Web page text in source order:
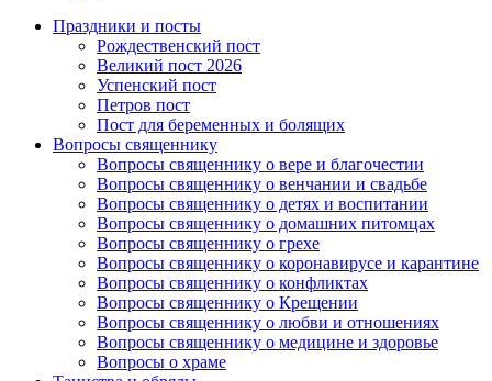
Праздники и посты
Рождественский пост
Великий пост 2026
Успенский пост
Петров пост
Пост для беременных и болящих
Вопросы священнику
Вопросы священнику о вере и благочестии
Вопросы священнику о венчании и свадьбе
Вопросы священнику о детях и воспитании
Вопросы священнику о домашних питомцах
Вопросы священнику о грехе
Вопросы священнику о коронавирусе и карантине
Вопросы священнику о конфликтах
Вопросы священнику о Крещении
Вопросы священнику о любви и отношениях
Вопросы священнику о медицине и здоровье
Вопросы о храме